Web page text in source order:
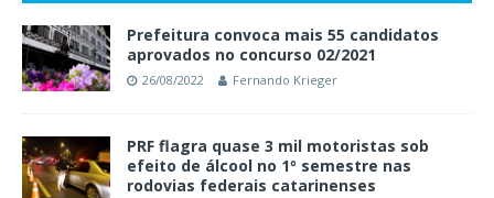
Prefeitura convoca mais 55 candidatos
aprovados no concurso 02/2021
26/08/2022 Fernando Krieger
PRF flagra quase 3 mil motoristas sob
efeito de álcool no 1º semestre nas
rodovias federais catarinenses